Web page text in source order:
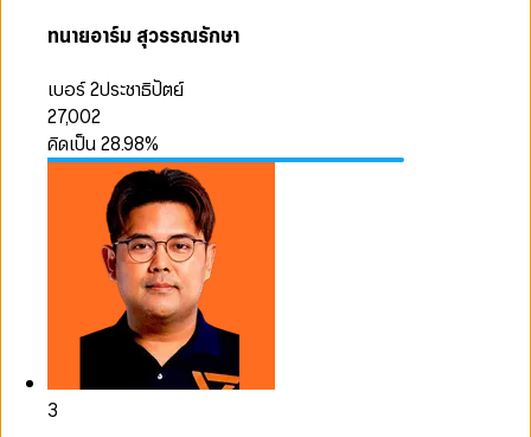
ทนายอาร์ม สุวรรณรักษา
เบอร์ 2ประชาธิปัตย์
27,002
คิดเป็น28.98%
3